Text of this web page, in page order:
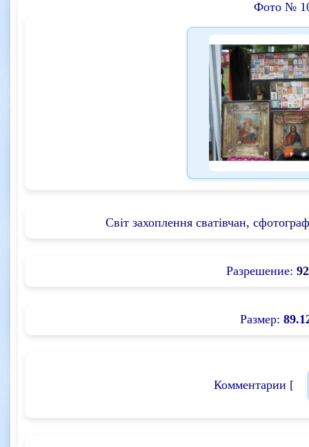
Фото №
Світ захоплення сватівчан,
Разрешение:
Размер:
Комментарии [